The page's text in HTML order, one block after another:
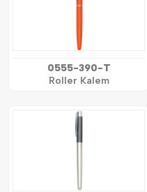
0555-390-T
Roller Kalem